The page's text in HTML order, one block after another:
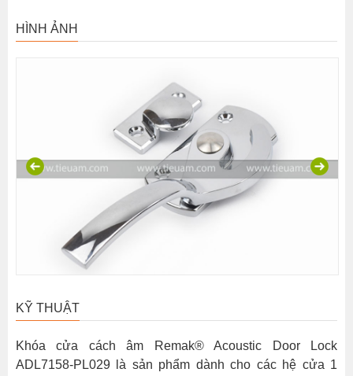
HÌNH ẢNH
KỸ THUẬT
Khóa cửa cách âm Remak® Acoustic Door Lock
ADL7158-PL029 là sản phẩm dành cho các hệ cửa 1